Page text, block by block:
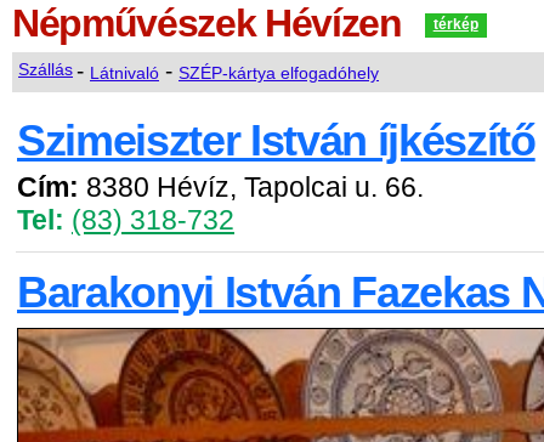
Népművészek Hévízen térkép
Szállás- Látnivaló - SZÉP-kártya elfogadóhely
Szimeiszter István íjkészítő
Cím: 8380 Hévíz, Tapolcai u. 66.
Tel: (83) 318-732
Barakonyi István Fazekas